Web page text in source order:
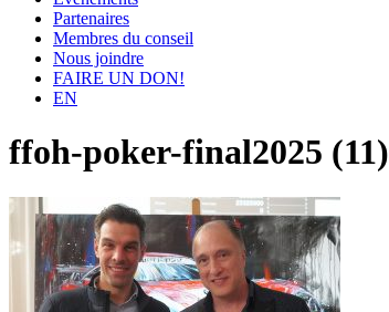
Partenaires
Membres du conseil
Nous joindre
FAIRE UN DON!
EN
ffoh-poker-final2025 (11)